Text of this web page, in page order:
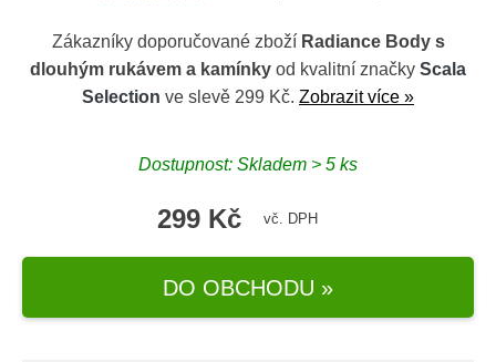
Zákazníky doporučované zboží Radiance Body s
dlouhým rukávem a kamínky od kvalitní značky Scala
Selection ve slevě 299 Kč. Zobrazit více »
Dostupnost: Skladem > 5 ks
299 Kč vč. DPH
DO OBCHODU »